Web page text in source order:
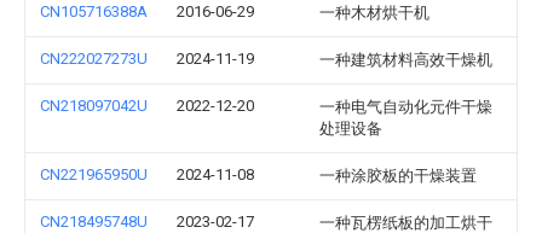
CN105716388A 2016-06-29 一种木材烘干机
CN222027273U 2024-11-19 一种建筑材料高效干燥机
CN218097042U 2022-12-20
一种电气自动化元件干燥
处理设备
CN221965950U 2024-11-08 一种涂胶板的干燥装置
CN218495748U 2023-02-17
一种瓦楞纸板的加工烘干